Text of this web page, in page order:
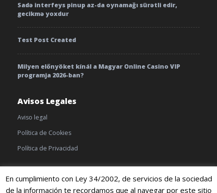
Sadə interfeys pinup az-da oynamağı sürətli edir,
gecikmə yoxdur
Test Post Created
Milyen előnyöket kínál a Magyar Online Casino VIP
programja 2026-ban?
Avisos Legales
Aviso legal
Política de Cookies
Política de Privacidad
En cumplimiento con Ley 34/2002, de servicios de la sociedad
de la información te recordamos que al navegar por este sitio